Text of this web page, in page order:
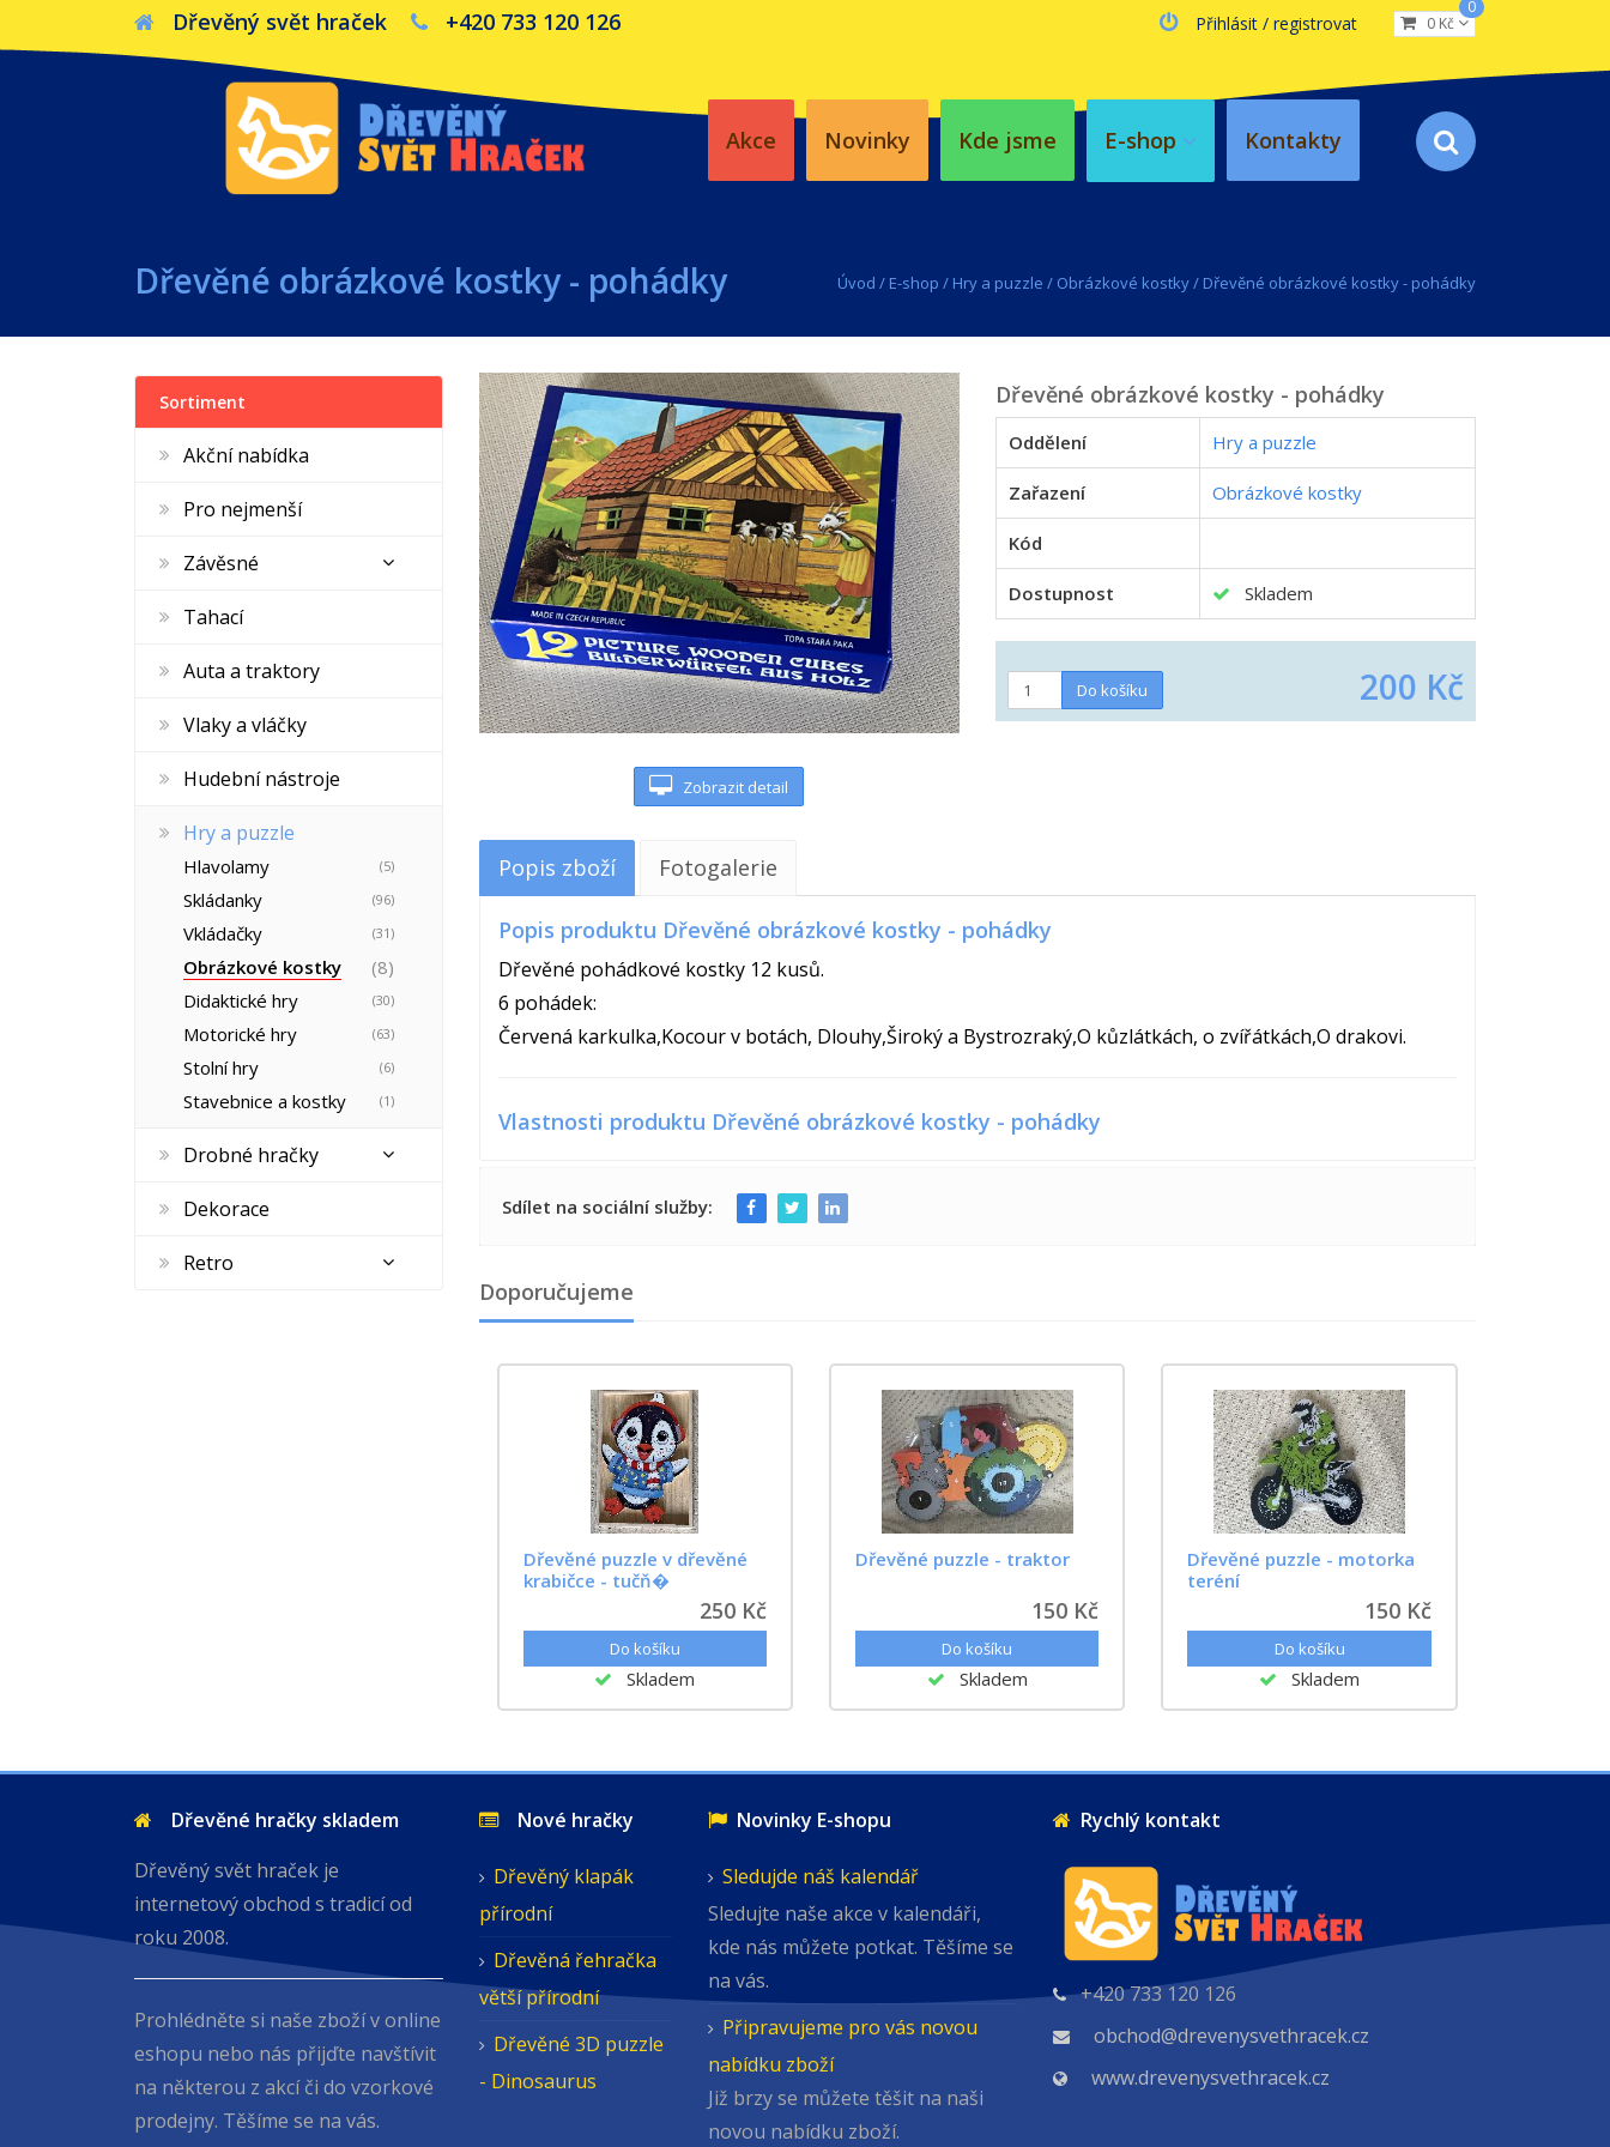
Dřevěný svět hraček +420 733 120 126 0 Kč
0
Přihlásit / registrovat
Akce Novinky Kde jsme E-shop Kontakty
Dřevěné obrázkové kostky - pohádky Úvod / E-shop / Hry a puzzle / Obrázkové kostky/ Dřevěné obrázkové kostky - pohádky
Zobrazit detail
Dřevěné obrázkové kostky - pohádky
Oddělení Hry a puzzle
Zařazení Obrázkové kostky
Kód
Dostupnost Skladem
200 Kč
Popis zboží Fotogalerie
Popis produktu Dřevěné obrázkové kostky - pohádky
Dřevěné pohádkové kostky 12 kusů.
6 pohádek:
Červená karkulka,Kocour v botách, Dlouhy,Široký a Bystrozraký,O kůzlátkách, o zvířátkách,O drakovi.
Vlastnosti produktu Dřevěné obrázkové kostky - pohádky
Sdílet na sociální služby:
Doporučujeme
Dřevěné puzzle v dřevěné
krabičce - tučň�
250 Kč
Skladem
Dřevěné puzzle - traktor
150 Kč
Skladem
Dřevěné puzzle - motorka
teréní
150 Kč
Skladem
Sortiment
Akční nabídka
Pro nejmenší
Závěsné
Tahací
Auta a traktory
Vlaky a vláčky
Hudební nástroje
Hry a puzzle
Hlavolamy (5)
Skládanky (96)
Vkládačky (31)
Obrázkové kostky
(8)
Didaktické hry
(30)
Motorické hry (63)
Stolní hry (6)
Stavebnice a kostky (1)
Drobné hračky
Dekorace
Retro
Dřevěné hračky skladem
Dřevěný svět hraček je
internetový obchod s tradicí od
roku 2008.
Prohlédněte si naše zboží v online
eshopu nebo nás přijďte navštívit
na některou z akcí či do vzorkové
prodejny. Těšíme se na vás.
Nové hračky
Dřevěný klapák
přírodní
Dřevěná řehračka
větší přírodní
Dřevěné 3D puzzle
- Dinosaurus
Novinky E-shopu
Sledujde náš kalendář
Sledujte naše akce v kalendáři,
kde nás můžete potkat. Těšíme se
na vás.
Připravujeme pro vás novou
nabídku zboží
Již brzy se můžete těšit na naši
novou nabídku zboží.
Rychlý kontakt
+420 733 120 126
obchod@drevenysvethracek.cz
www.drevenysvethracek.cz